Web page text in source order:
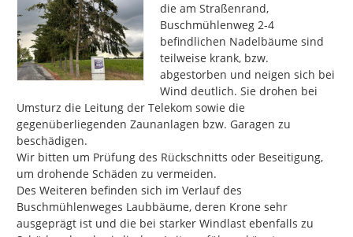
die am Straßenrand,
Buschmühlenweg 2-4
befindlichen Nadelbäume sind
teilweise krank, bzw.
abgestorben und neigen sich bei
Wind deutlich. Sie drohen bei
Umsturz die Leitung der Telekom sowie die
gegenüberliegenden Zaunanlagen bzw. Garagen zu
beschädigen.
Wir bitten um Prüfung des Rückschnitts oder Beseitigung,
um drohende Schäden zu vermeiden.
Des Weiteren befinden sich im Verlauf des
Buschmühlenweges Laubbäume, deren Krone sehr
ausgeprägt ist und die bei starker Windlast ebenfalls zu